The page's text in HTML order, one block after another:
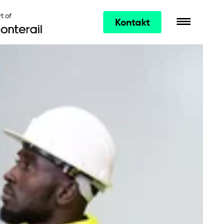
Kontakt